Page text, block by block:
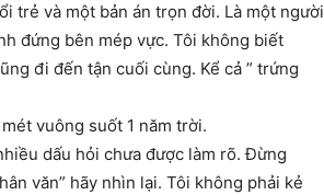
trẻ và một bản án trọn đời. Là một người
đứng bên mép vực. Tôi không biết
đi đến tận cuối cùng. Kể cả ” trứng
vuông suốt 1 năm trời.
dấu hỏi chưa được làm rõ. Đừng
văn” hãy nhìn lại. Tôi không phải kẻ